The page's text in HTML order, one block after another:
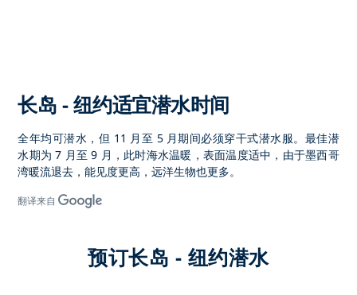
长岛 - 纽约适宜潜水时间
全年均可潜水，但 11 月至 5 月期间必须穿干式潜水服。最佳潜
水期为 7 月至 9 月，此时海水温暖，表面温度适中，由于墨西哥
湾暖流退去，能见度更高，远洋生物也更多。
翻译来自
预订长岛 - 纽约潜水